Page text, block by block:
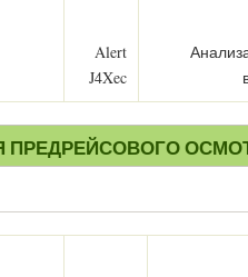
Alert
J4Xec
ПРЕДРЕЙСОВОГО